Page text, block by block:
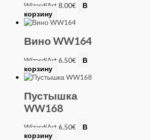
WizardiArt 8.00€
В
корзину
Вино WW164
WizardiArt 6.50€
В
корзину
Пустышка
WW168
WizardiArt 6.50€
В
корзину